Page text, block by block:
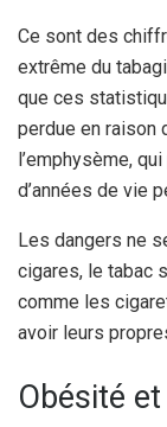
Ce sont des
extrême du
que ces
perdue en raison
l’emphysème,
d’années de vie
Les dangers ne
cigares, le tabac
comme les
avoir leurs
Obésité